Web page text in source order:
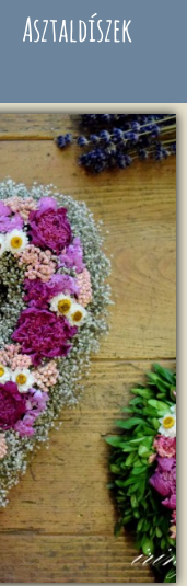
Asztaldíszek